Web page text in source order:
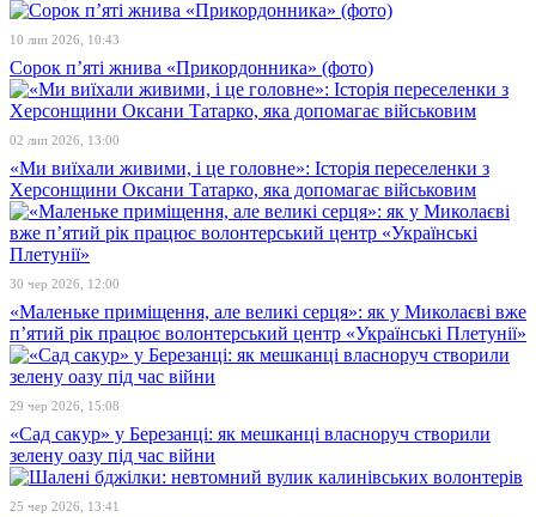
10 лип 2026, 10:43
Сорок п’яті жнива «Прикордонника» (фото)
02 лип 2026, 13:00
«Ми виїхали живими, і це головне»: Історія переселенки з
Херсонщини Оксани Татарко, яка допомагає військовим
30 чер 2026, 12:00
«Маленьке приміщення, але великі серця»: як у Миколаєві вже
п’ятий рік працює волонтерський центр «Українські Плетунії»
29 чер 2026, 15:08
«Сад сакур» у Березанці: як мешканці власноруч створили
зелену оазу під час війни
25 чер 2026, 13:41